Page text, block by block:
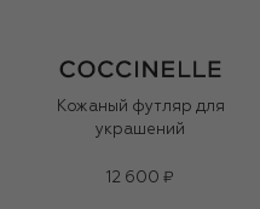
Кожаный футляр для
украшений
12 600 ₽